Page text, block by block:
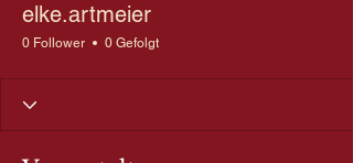
elke.artmeier
0 Follower 0 Gefolgt